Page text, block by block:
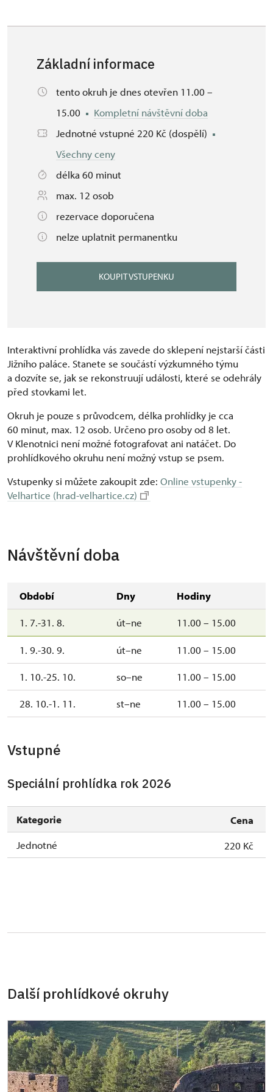
Základní informace
tento okruh je dnes otevřen 11.00 –
15.00
Kompletní návštěvní doba
Jednotné vstupné 220 Kč (dospělí)
Všechny ceny
délka 60 minut
max. 12 osob
rezervace doporučena
nelze uplatnit permanentku
KOUPIT VSTUPENKU
Interaktivní prohlídka vás zavede do sklepení nejstarší části
Jižního paláce. Stanete se součástí výzkumného týmu
a dozvíte se, jak se rekonstruují události, které se odehrály
před stovkami let.
Okruh je pouze s průvodcem, délka prohlídky je cca
60 minut, max. 12 osob. Určeno pro osoby od 8 let.
V Klenotnici není možné fotografovat ani natáčet. Do
prohlídkového okruhu není možný vstup se psem.
Vstupenky si můžete zakoupit zde: Online vstupenky -
Velhartice (hrad-velhartice.cz)
Návštěvní doba
Období Dny Hodiny
1. 7.-31. 8. út–ne 11.00 – 15.00
1. 9.-30. 9. út–ne 11.00 – 15.00
1. 10.-25. 10. so–ne 11.00 – 15.00
28. 10.-1. 11. st–ne 11.00 – 15.00
Vstupné
Speciální prohlídka rok 2026
Kategorie
Cena
Jednotné
220 Kč
Další prohlídkové okruhy